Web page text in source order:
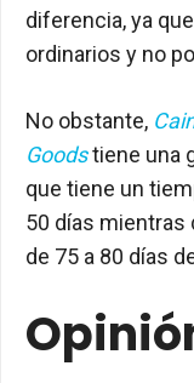
diferencia, ya
ordinarios y no
No obstante,
Goodstiene una
que tiene un
50 días mientras
de 75 a 80 días